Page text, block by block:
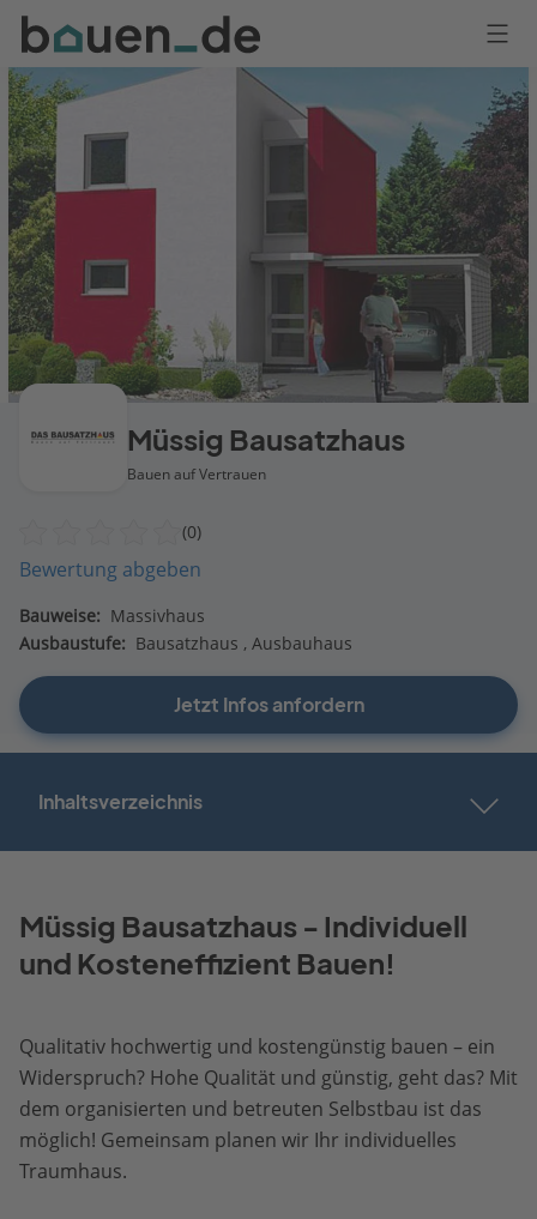
Bauen
Logo
Anmelden
Müssig Bausatzhaus
Bauen auf Vertrauen
(0)
Bewertung abgeben
Bauweise: Massivhaus
Ausbaustufe: Bausatzhaus Ausbauhaus
Jetzt Infos anfordern
Inhaltsverzeichnis
Müssig Bausatzhaus - Individuell
und Kosteneffizient Bauen!
Qualitativ hochwertig und kostengünstig bauen – ein
Widerspruch? Hohe Qualität und günstig, geht das? Mit
dem organisierten und betreuten Selbstbau ist das
möglich! Gemeinsam planen wir Ihr individuelles
Traumhaus.